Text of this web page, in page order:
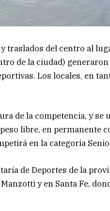
traslados del centro al
de la ciudad)
Los locales, en
de la competencia, y se
libre, en permanente
en la categoría
de Deportes de la
y en Santa Fe,